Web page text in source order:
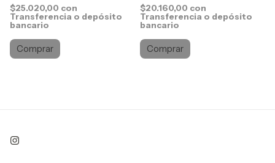
$25.020,00 con
Transferencia o depósito
bancario
Comprar
$20.160,00 con
Transferencia o depósito
bancario
Comprar